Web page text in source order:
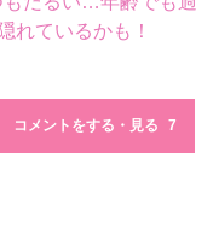
れているかも！
コメントをする・見る